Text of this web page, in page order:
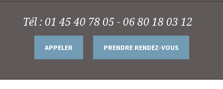
Tél : 01 45 40 78 05 - 06 80 18 03 12
APPELER PRENDRE RENDEZ-VOUS